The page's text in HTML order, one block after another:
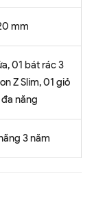
mm
01 bát rác 3
Z Slim, 01 giỏ
năng
3 năm